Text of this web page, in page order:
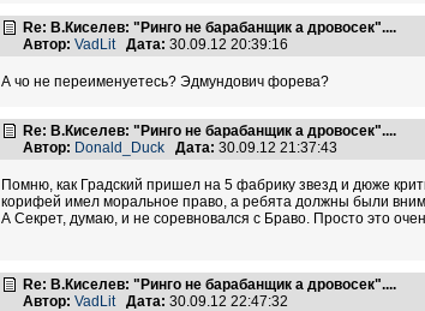
Re: В.Киселев: "Ринго не барабанщик а дровосек"....
Автор: VadLit Дата: 30.09.12 20:39:16
А чо не переименуетесь? Эдмундович форева?
Re: В.Киселев: "Ринго не барабанщик а дровосек"....
Автор: Donald_Duck Дата: 30.09.12 21:37:43
Помню, как Градский пришел на 5 фабрику звезд и дюже
корифей имел моральное право, а ребята должны были
А Секрет, думаю, и не соревновался с Браво. Просто это
Re: В.Киселев: "Ринго не барабанщик а дровосек"....
Автор: VadLit Дата: 30.09.12 22:47:32